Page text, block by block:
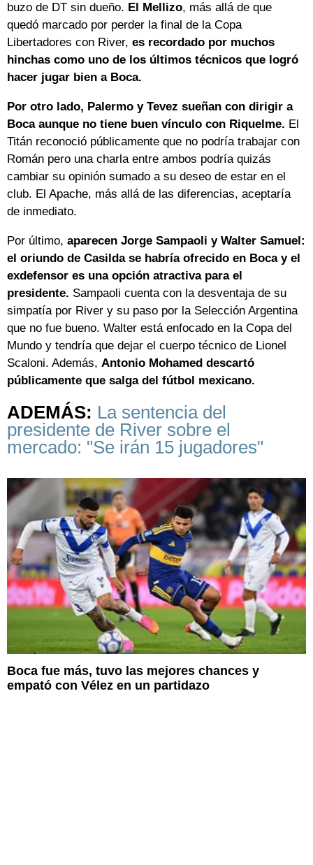
buzo de DT sin dueño. El Mellizo, más allá de que
quedó marcado por perder la final de la Copa
Libertadores con River, es recordado por muchos
hinchas como uno de los últimos técnicos que logró
hacer jugar bien a Boca.
Por otro lado, Palermo y Tevez sueñan con dirigir a
Boca aunque no tiene buen vínculo con Riquelme. El
Titán reconoció públicamente que no podría trabajar con
Román pero una charla entre ambos podría quizás
cambiar su opinión sumado a su deseo de estar en el
club. El Apache, más allá de las diferencias, aceptaría
de inmediato.
Por último, aparecen Jorge Sampaoli y Walter Samuel:
el oriundo de Casilda se habría ofrecido en Boca y el
exdefensor es una opción atractiva para el
presidente. Sampaoli cuenta con la desventaja de su
simpatía por River y su paso por la Selección Argentina
que no fue bueno. Walter está enfocado en la Copa del
Mundo y tendría que dejar el cuerpo técnico de Lionel
Scaloni. Además, Antonio Mohamed descartó
públicamente que salga del fútbol mexicano.
ADEMÁS: La sentencia del
presidente de River sobre el
mercado: "Se irán 15 jugadores"
Boca fue más, tuvo las mejores chances y
empató con Vélez en un partidazo